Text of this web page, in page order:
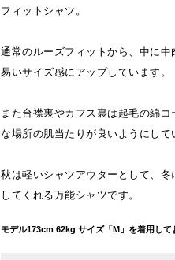
フィットシャツ。
通常のルーズフィットから、中に
易いサイズ感にアップしています。
また台襟裏やカフス裏は起毛の綿
な場所の肌当たりが良いようにして
秋は軽いシャツアウターとして、
してくれる万能シャツです。
モデル173cm 62kg サイズ「M」を着用して